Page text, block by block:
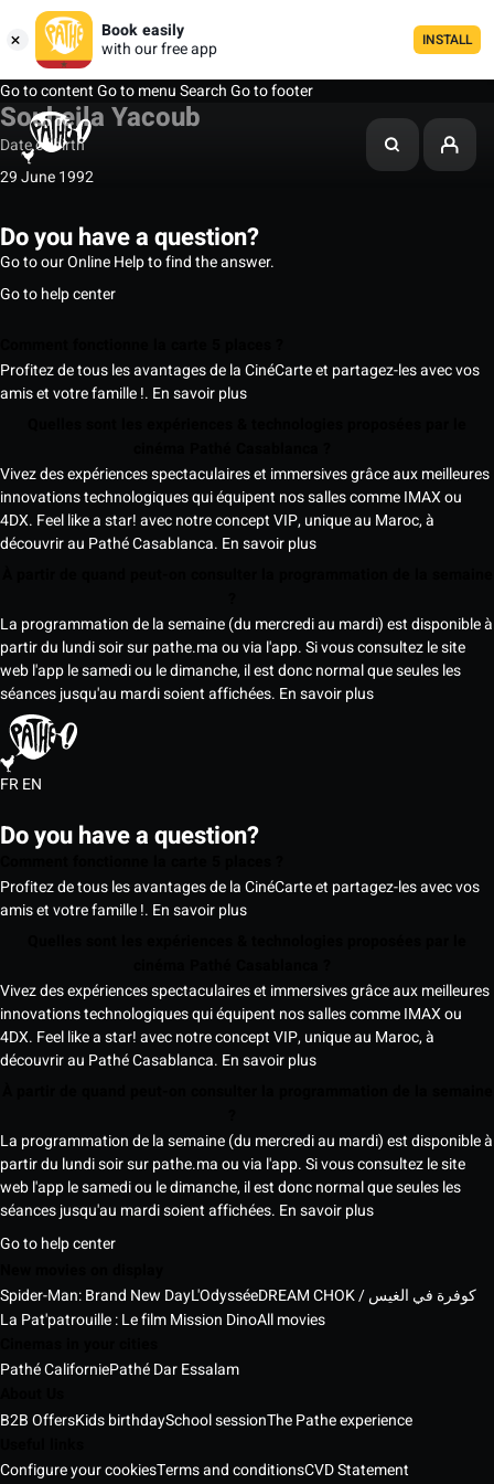
Book easily
with our free app
INSTALL
Go to contentGo to menuSearchGo to footer
Souheila Yacoub
Date of birth
29 June 1992
Do you have a question?
Go to our Online Help to find the answer.
Go to help center
Profitez de tous les avantages de la CinéCarte et partagez-les avec vos
amis et votre famille !. En savoir plus
Vivez des expériences spectaculaires et immersives grâce aux meilleures
innovations technologiques qui équipent nos salles comme IMAX ou
4DX. Feel like a star! avec notre concept VIP, unique au Maroc, à
découvrir au Pathé Casablanca. En savoir plus
La programmation de la semaine (du mercredi au mardi) est disponible à
partir du lundi soir sur pathe.ma ou via l'app. Si vous consultez le site
web l'app le samedi ou le dimanche, il est donc normal que seules les
séances jusqu'au mardi soient affichées. En savoir plus
FREN
Do you have a question?
Profitez de tous les avantages de la CinéCarte et partagez-les avec vos
amis et votre famille !. En savoir plus
Vivez des expériences spectaculaires et immersives grâce aux meilleures
innovations technologiques qui équipent nos salles comme IMAX ou
4DX. Feel like a star! avec notre concept VIP, unique au Maroc, à
découvrir au Pathé Casablanca. En savoir plus
La programmation de la semaine (du mercredi au mardi) est disponible à
partir du lundi soir sur pathe.ma ou via l'app. Si vous consultez le site
web l'app le samedi ou le dimanche, il est donc normal que seules les
séances jusqu'au mardi soient affichées. En savoir plus
Go to help center
Spider-Man: Brand New DayL'Odyssée
DREAM CHOK / كوفرة في الغيس
La Pat'patrouille : Le film Mission DinoAll movies
Pathé CaliforniePathé Dar Essalam
B2B OffersKids birthdaySchool sessionThe Pathe experience
Configure your cookiesTerms and conditionsCVD Statement